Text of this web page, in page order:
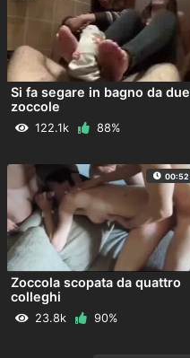
Si fa segare in bagno da due
zoccole
122.1k 88%
00:52
Zoccola scopata da quattro
colleghi
23.8k 90%